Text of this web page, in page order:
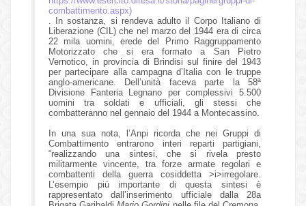
combattimento.aspx)
. In sostanza, si rendeva adulto il Corpo Italiano di
Liberazione (CIL) che nel marzo del 1944 era di circa
22 mila uomini, erede del Primo Raggruppamento
Motorizzato che si era formato a San Pietro
Vernotico, in provincia di Brindisi sul finire del 1943
per partecipare alla campagna d’Italia con le truppe
anglo-americane. Dell’unità faceva parte la 58ª
Divisione Fanteria Legnano per complessivi 5.500
uomini tra soldati e ufficiali, gli stessi che
combatteranno nel gennaio del 1944 a Montecassino.
In una sua nota, l’Anpi ricorda che nei Gruppi di
Combattimento entrarono interi reparti partigiani,
“realizzando una sintesi, che si rivela presto
militarmente vincente, tra forze armate regolari e
combattenti della guerra cosiddetta >i>irregolare.
L’esempio più importante di questa sintesi è
rappresentato dall’inserimento ufficiale dalla 28a